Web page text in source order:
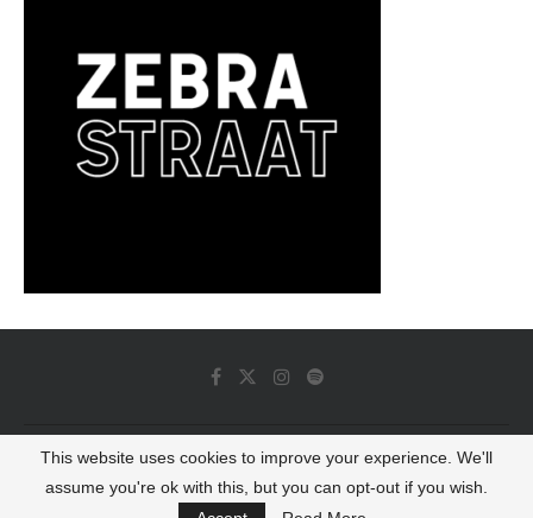
© 2022 - Luminous Dash All Rights Reserved
BACK TO TOP
This website uses cookies to improve your experience. We'll
assume you're ok with this, but you can opt-out if you wish.